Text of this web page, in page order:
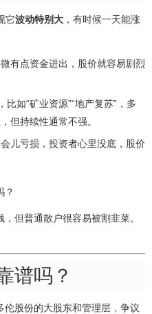
它波动特别大 ，有时候一天能涨
有点资金进出，股价就容易剧烈
比如“矿业资源”“地产复苏”，多
但持续性通常不强。
会儿亏损，投资者心里没底，股价
？
但普通散户很容易被割韭菜。
谱吗？
伦股份的大股东和管理层，争议